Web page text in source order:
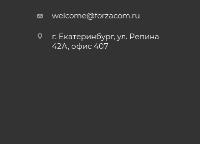
welcome@forzacom.ru
г. Екатеринбург, ул. Репина
42А, офис 407